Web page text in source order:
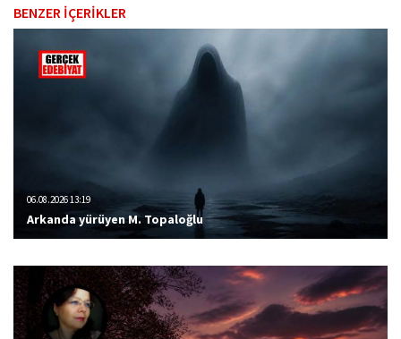
BENZER İÇERİKLER
06.08.2026 13:19
Arkanda yürüyen M. Topaloğlu